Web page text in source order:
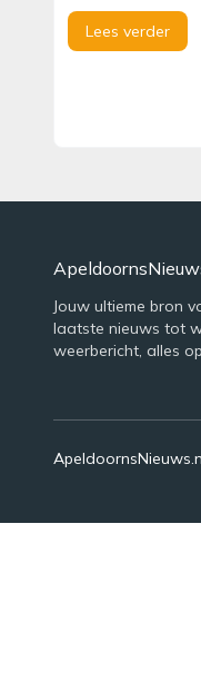
Lees verder
Jouw ultieme bron
laatste nieuws tot
weerbericht, alles